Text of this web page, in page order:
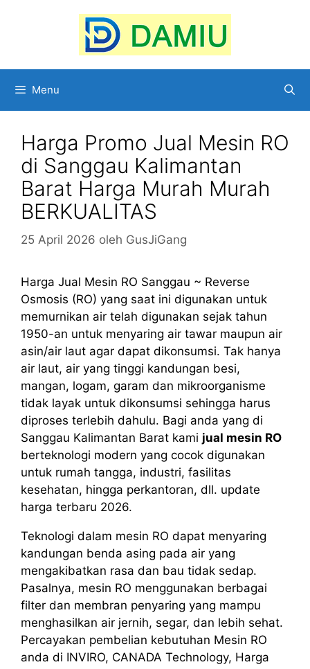
Menu
Harga Promo Jual Mesin RO
di Sanggau Kalimantan
Barat Harga Murah Murah
BERKUALITAS
25 April 2026 oleh GusJiGang
Harga Jual Mesin RO Sanggau ~ Reverse
Osmosis (RO) yang saat ini digunakan untuk
memurnikan air telah digunakan sejak tahun
1950-an untuk menyaring air tawar maupun air
asin/air laut agar dapat dikonsumsi. Tak hanya
air laut, air yang tinggi kandungan besi,
mangan, logam, garam dan mikroorganisme
tidak layak untuk dikonsumsi sehingga harus
diproses terlebih dahulu. Bagi anda yang di
Sanggau Kalimantan Barat kami jual mesin RO
berteknologi modern yang cocok digunakan
untuk rumah tangga, industri, fasilitas
kesehatan, hingga perkantoran, dll. update
harga terbaru 2026.
Teknologi dalam mesin RO dapat menyaring
kandungan benda asing pada air yang
mengakibatkan rasa dan bau tidak sedap.
Pasalnya, mesin RO menggunakan berbagai
filter dan membran penyaring yang mampu
menghasilkan air jernih, segar, dan lebih sehat.
Percayakan pembelian kebutuhan Mesin RO
anda di INVIRO, CANADA Technology, Harga